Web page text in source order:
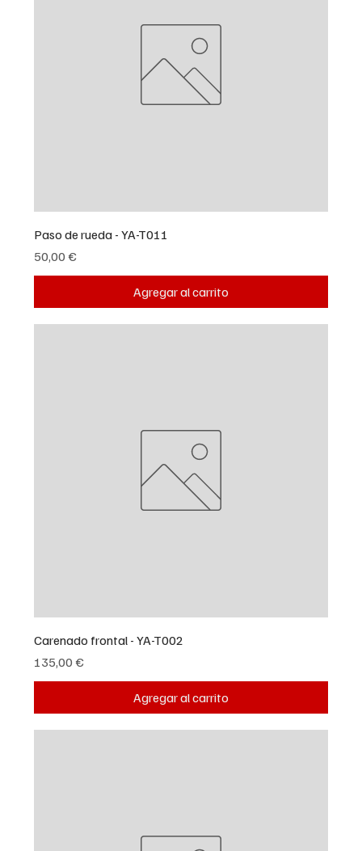
Paso de rueda - YA-T011
Precio
50,00 €
Agregar al carrito
Carenado frontal - YA-T002
Precio
135,00 €
Agregar al carrito